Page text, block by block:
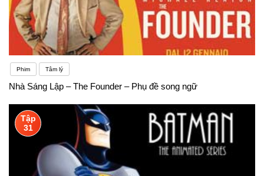
Phim Tâm lý
Nhà Sáng Lập – The Founder – Phụ đề song ngữ
Tập
31